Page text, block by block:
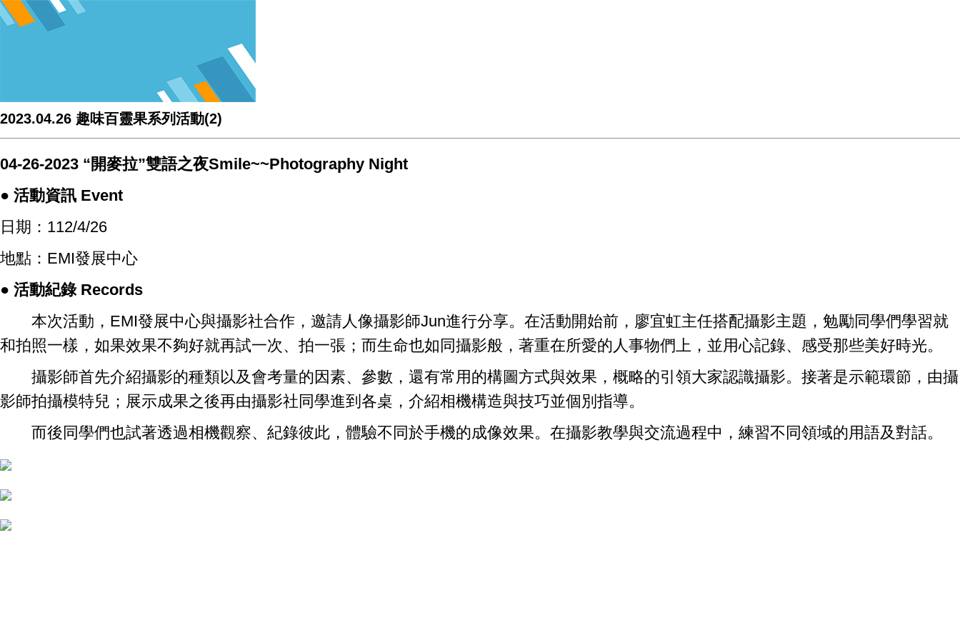
2023.04.26 趣味百靈果系列活動(2)
04-26-2023 “開麥拉”雙語之夜Smile~~Photography Night
● 活動資訊 Event
日期：112/4/26
地點：EMI發展中心
● 活動紀錄 Records
本次活動，EMI發展中心與攝影社合作，邀請人像攝影師Jun進行分享。在活動開始前，廖宜虹主任搭配攝影主題，勉勵同學們學習就
和拍照一樣，如果效果不夠好就再試一次、拍一張；而生命也如同攝影般，著重在所愛的人事物們上，並用心記錄、感受那些美好時光。
攝影師首先介紹攝影的種類以及會考量的因素、參數，還有常用的構圖方式與效果，概略的引領大家認識攝影。接著是示範環節，由攝
影師拍攝模特兒；展示成果之後再由攝影社同學進到各桌，介紹相機構造與技巧並個別指導。
而後同學們也試著透過相機觀察、紀錄彼此，體驗不同於手機的成像效果。在攝影教學與交流過程中，練習不同領域的用語及對話。